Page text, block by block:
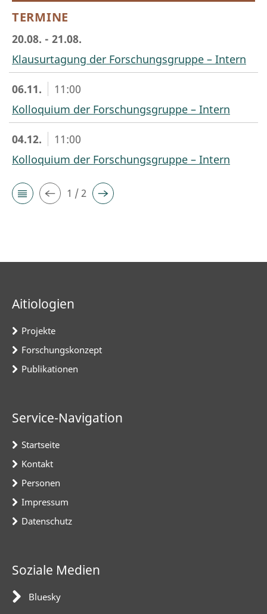
TERMINE
20.08. - 21.08.
Klausurtagung der Forschungsgruppe – Intern
06.11.
11:00
Kolloquium der Forschungsgruppe – Intern
04.12.
11:00
Kolloquium der Forschungsgruppe – Intern
1 / 2
Aitiologien
Projekte
Forschungskonzept
Publikationen
Service-Navigation
Startseite
Kontakt
Personen
Impressum
Datenschutz
Soziale Medien
Bluesky